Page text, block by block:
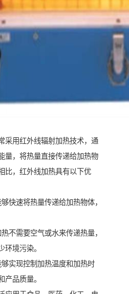
采用红外线辐射加热技术，通
量，将热量直接传递给加热物
比，红外线加热具有以下优
快速将热量传递给加热物体，
不需要空气或水来传递热量，
环境污染。
实现控制加热温度和加热时
产品质量。